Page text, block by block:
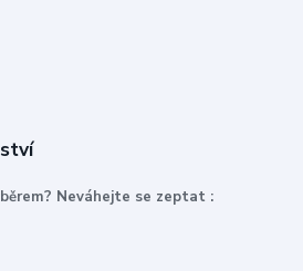
Neváhejte se zeptat :